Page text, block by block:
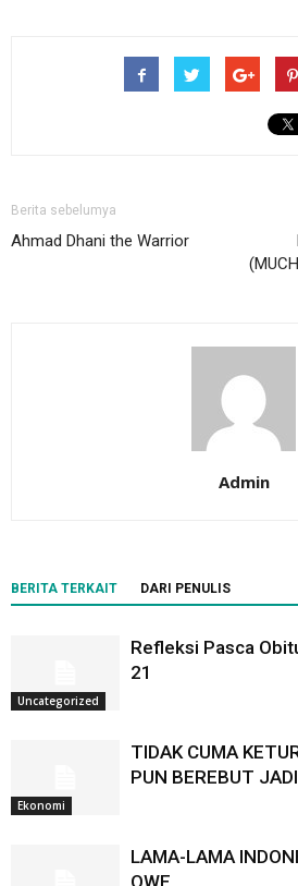
Berita sebelumya
Ahmad Dhani the Warrior
Admin
BERITA TERKAIT DARI PENULIS
Uncategorized
Refleksi Pasca
21
Ekonomi
TIDAK CUMA
PUN BEREBUT
LAMA-LAMA
OWE…